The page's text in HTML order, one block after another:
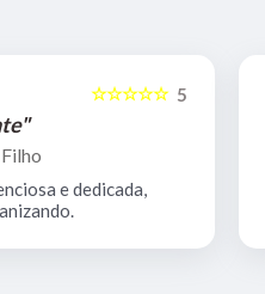
5
☆☆☆☆☆
e dedicada,